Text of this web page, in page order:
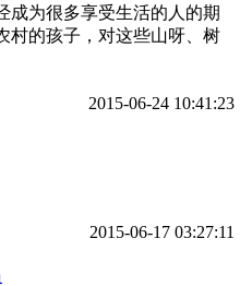
成为很多享受生活的人的期
村的孩子，对这些山呀、树
2015-06-24 10:41:23
2015-06-17 03:27:11